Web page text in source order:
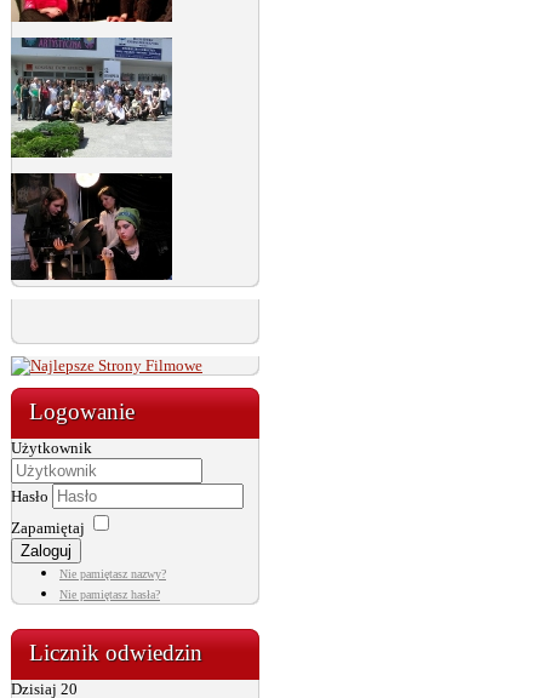
Logowanie
Użytkownik
Hasło
Zapamiętaj
Zaloguj
Nie pamiętasz nazwy?
Nie pamiętasz hasła?
Licznik odwiedzin
Dzisiaj 20